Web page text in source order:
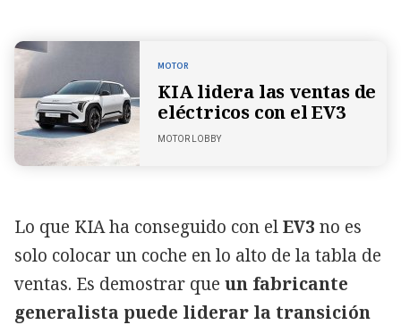
MOTOR
KIA lidera las ventas de
eléctricos con el EV3
MOTOR LOBBY
Lo que KIA ha conseguido con elEV3 no es
solo colocar un coche en lo alto de la tabla de
ventas. Es demostrar que un fabricante
generalista puede liderar la transición